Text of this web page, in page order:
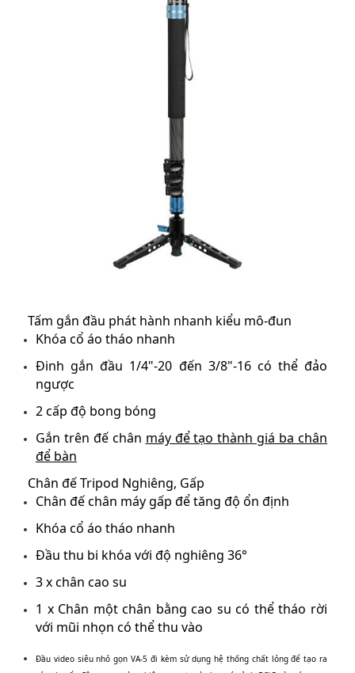
Tấm gắn đầu phát hành nhanh kiểu mô-đun
Khóa cổ áo tháo nhanh
Đinh gắn đầu 1/4"-20 đến 3/8"-16 có thể đảo
ngược
2 cấp độ bong bóng
Gắn trên đế chân máy để tạo thành giá ba chân
để bàn
Chân đế Tripod Nghiêng, Gấp
Chân đế chân máy gấp để tăng độ ổn định
Khóa cổ áo tháo nhanh
Đầu thu bi khóa với độ nghiêng 36°
3 x chân cao su
1 x Chân một chân bằng cao su có thể tháo rời
với mũi nhọn có thể thu vào
Đầu video siêu nhỏ gọn VA-5 đi kèm sử dụng hệ thống chất lỏng để tạo ra